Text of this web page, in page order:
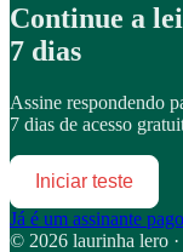
Continue a
7 dias
Assine respondendo
7 dias de acesso
Iniciar teste
Já é um assinante
© 2026 laurinha lero ·